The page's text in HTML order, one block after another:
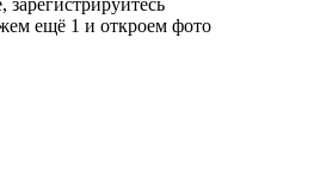
ещё 1 и откроем фото